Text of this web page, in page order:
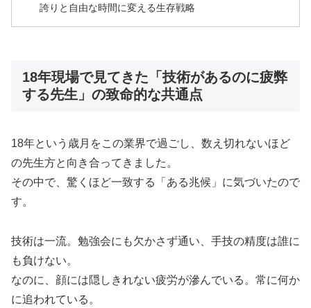
誇りと自由な時間に変える生存戦略
18年現場で見てきた「技術があるのに疲弊
する先生」の致命的な共通点
18年という歳月をこの業界で過ごし、数え切れないほど
の先生方と向き合ってきました。
その中で、驚くほど一致する「ある兆候」に気づいたので
す。
技術は一流。勉強会にも欠かさず通い、手技の精度は誰に
も負けない。
なのに、顔には隠しきれない疲労が滲んでいる。常に何か
に追われている。